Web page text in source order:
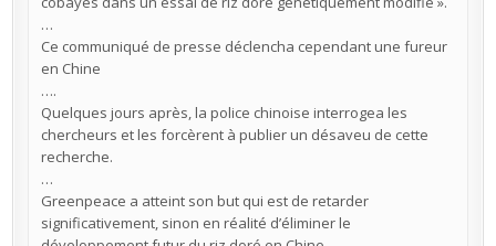
…
Ce communiqué de presse déclencha cependant une fureur
en Chine
….
Quelques jours après, la police chinoise interrogea les
chercheurs et les forcèrent à publier un désaveu de cette
recherche.
…
Greenpeace a atteint son but qui est de retarder
significativement, sinon en réalité d’éliminer le